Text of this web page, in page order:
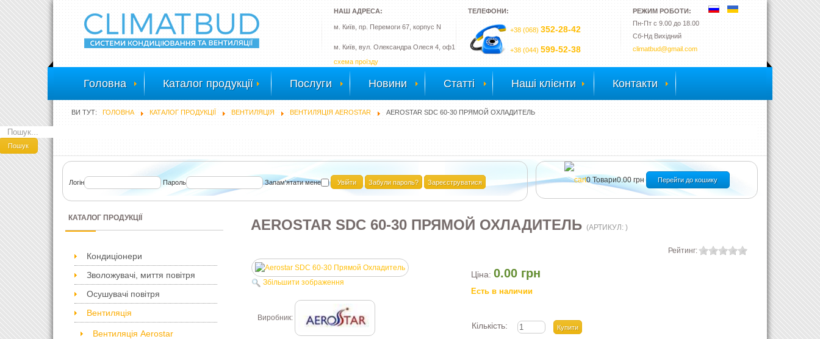
РЕЖИМ РОБОТИ:
Пн-Пт с 9.00 до 18.00
Сб-Нд Вихідний
climatbud@gmail.com
ТЕЛЕФОНИ:
+38 (068) 352-28-42
+38 (044) 599-52-38
НАШ АДРЕСА:
м. Київ, пр. Перемоги 67, корпус N
м. Київ, вул. Олександра Олеся 4, оф1
схема проїзду
Головна Каталог продукції Послуги Новини Статті Наші клієнти Контакти
ВИ ТУТ: ГОЛОВНА КАТАЛОГ ПРОДУКЦІЇ ВЕНТИЛЯЦІЯ ВЕНТИЛЯЦІЯ AEROSTAR AEROSTAR SDC 60-30 ПРЯМОЙ ОХЛАДИТЕЛЬ
Пошук
Логін Пароль Запам'ятати мене Забули пароль? Зареєструватися 0Товари0.00 грн Перейти до кошику
КАТАЛОГ ПРОДУКЦІЇ
Кондиціонери
Зволожувачі, миття повітря
Осушувачі повітря
Вентиляція
Вентиляція Aerostar
AEROSTAR SDC 60-30 ПРЯМОЙ ОХЛАДИТЕЛЬ (АРТИКУЛ: )
Рейтинг:
Збільшити зображення
Виробник:
Ціна: 0.00 грн
Есть в наличии
Кількість: